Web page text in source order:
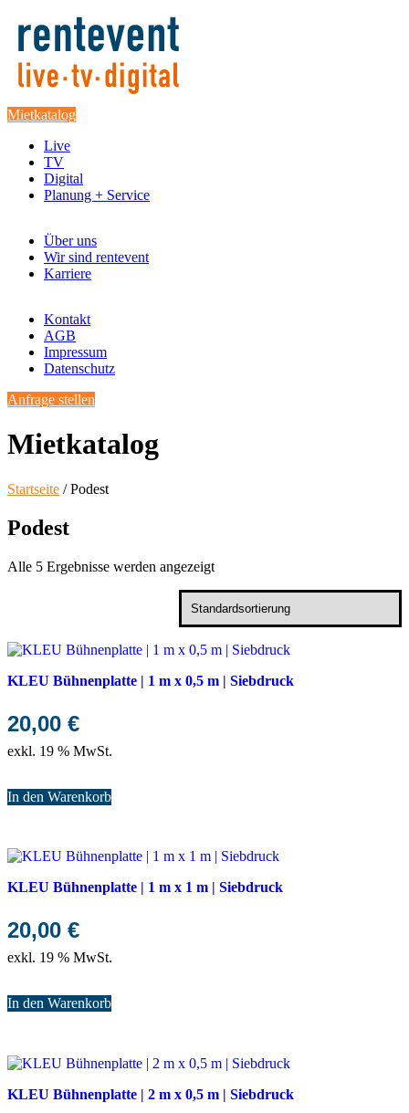
Mietkatalog
Live
TV
Digital
Planung + Service
Über uns
Wir sind rentevent
Karriere
Kontakt
AGB
Impressum
Datenschutz
Anfrage stellen
Mietkatalog
Startseite / Podest
Podest
Alle 5 Ergebnisse werden angezeigt
KLEU Bühnenplatte | 1 m x 0,5 m | Siebdruck
20,00 €
exkl. 19 % MwSt.
In den Warenkorb
KLEU Bühnenplatte | 1 m x 1 m | Siebdruck
20,00 €
exkl. 19 % MwSt.
In den Warenkorb
KLEU Bühnenplatte | 2 m x 0,5 m | Siebdruck